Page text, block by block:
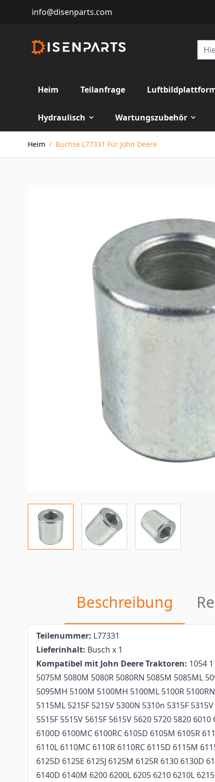
info@disenparts.com
Heim Teilanfrage
Hydraulisch Wartungszubehör
Heim / Buchse L77331 Für John Deere
Beschreibung
Teilenummer: L77331
Lieferinhalt: Busch x 1
Kompatibel mit John Deere Traktoren: 1054
5075M 5080M 5080R 5080RN 5085M 5085ML
5095MH 5100M 5100MH 5100ML 5100R
5115ML 5215F 5215V 5300N 5310n 5315F
5515F 5515V 5615F 5615V 5620 5720 5820
6100D 6100MC 6100RC 6105D 6105M 6105R
6110L 6110MC 6110R 6110RC 6115D 6115M
6125D 6125E 6125J 6125M 6125R 6130 6130D
6140D 6140M 6200 6200L 6205 6210 6210L